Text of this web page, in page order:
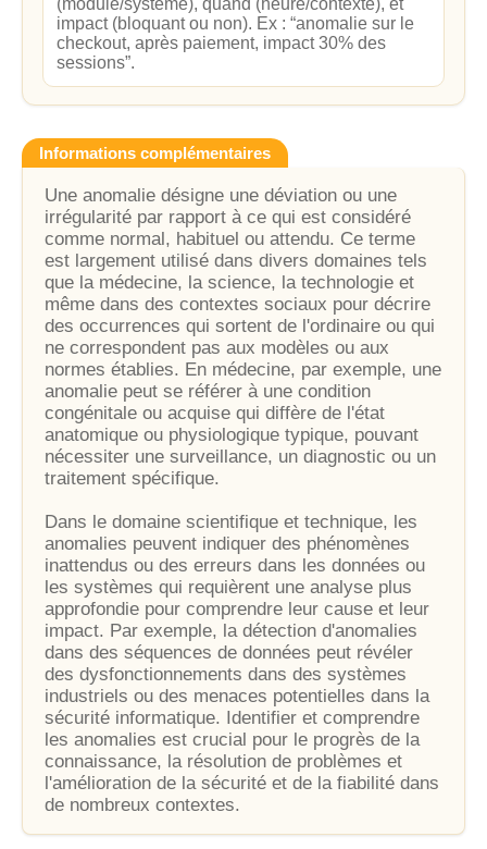
(module/système), quand (heure/contexte), et
impact (bloquant ou non). Ex : “anomalie sur le
checkout, après paiement, impact 30% des
sessions”.
Informations complémentaires
Une anomalie désigne une déviation ou une
irrégularité par rapport à ce qui est considéré
comme normal, habituel ou attendu. Ce terme
est largement utilisé dans divers domaines tels
que la médecine, la science, la technologie et
même dans des contextes sociaux pour décrire
des occurrences qui sortent de l'ordinaire ou qui
ne correspondent pas aux modèles ou aux
normes établies. En médecine, par exemple, une
anomalie peut se référer à une condition
congénitale ou acquise qui diffère de l'état
anatomique ou physiologique typique, pouvant
nécessiter une surveillance, un diagnostic ou un
traitement spécifique.
Dans le domaine scientifique et technique, les
anomalies peuvent indiquer des phénomènes
inattendus ou des erreurs dans les données ou
les systèmes qui requièrent une analyse plus
approfondie pour comprendre leur cause et leur
impact. Par exemple, la détection d'anomalies
dans des séquences de données peut révéler
des dysfonctionnements dans des systèmes
industriels ou des menaces potentielles dans la
sécurité informatique. Identifier et comprendre
les anomalies est crucial pour le progrès de la
connaissance, la résolution de problèmes et
l'amélioration de la sécurité et de la fiabilité dans
de nombreux contextes.